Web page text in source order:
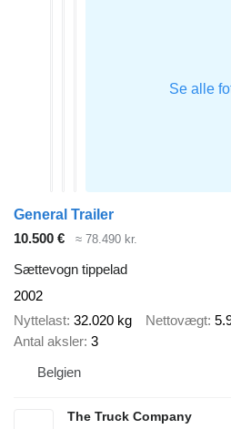
General Trailer
10.500 €
≈ 78.490 kr.
Sættevogn tippelad
2002
Nyttelast 32.020 kg Nettovægt
Antal aksler 3
Belgien
The Truck Company